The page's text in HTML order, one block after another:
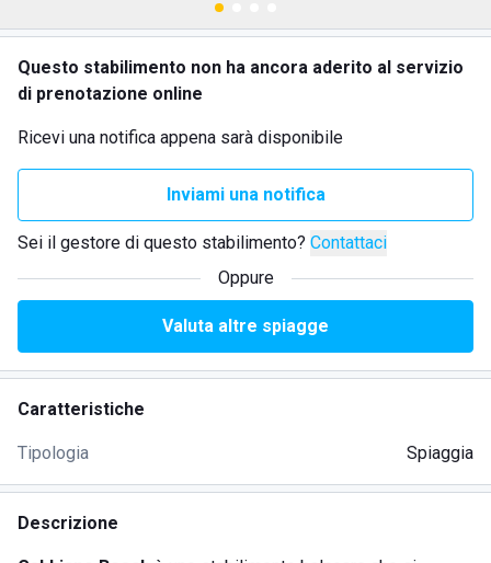
Questo stabilimento non ha ancora aderito al servizio
di prenotazione online
Ricevi una notifica appena sarà disponibile
Inviami una notifica
Sei il gestore di questo stabilimento? Contattaci
Oppure
Valuta altre spiagge
Caratteristiche
Tipologia Spiaggia
Descrizione